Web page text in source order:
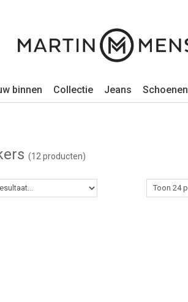
binnen Collectie Jeans Schoenen
(12 producten)